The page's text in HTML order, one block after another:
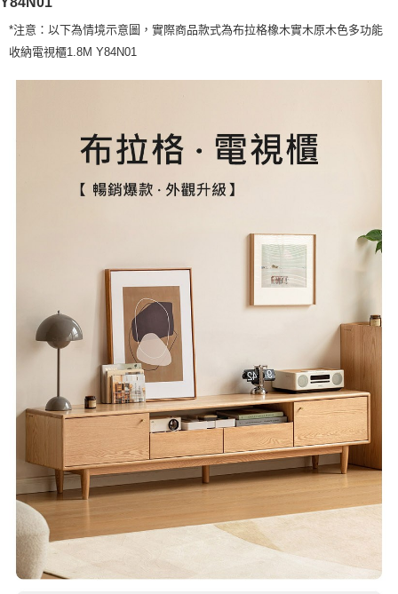
*注意：以下為情境示意圖，實際商品款式為布拉格橡木實木原木色多功能
收納電視櫃1.8M Y84N01